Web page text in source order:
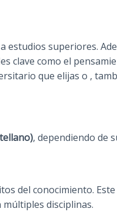
estudios superiores.
clave como el
que elijas o ,
, dependiendo de
del conocimiento.
disciplinas.